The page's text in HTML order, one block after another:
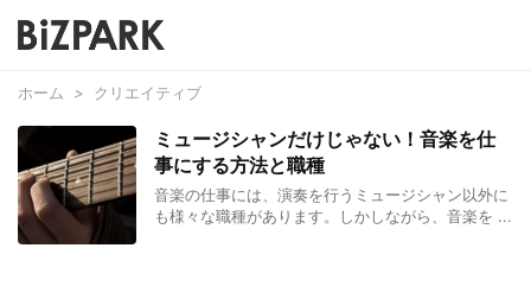
ホーム > クリエイティブ
ミュージシャンだけじゃない！音楽を仕
事にする方法と職種
音楽の仕事には、演奏を行うミュージシャン以外に
も様々な職種があります。しかしながら、音楽を ...